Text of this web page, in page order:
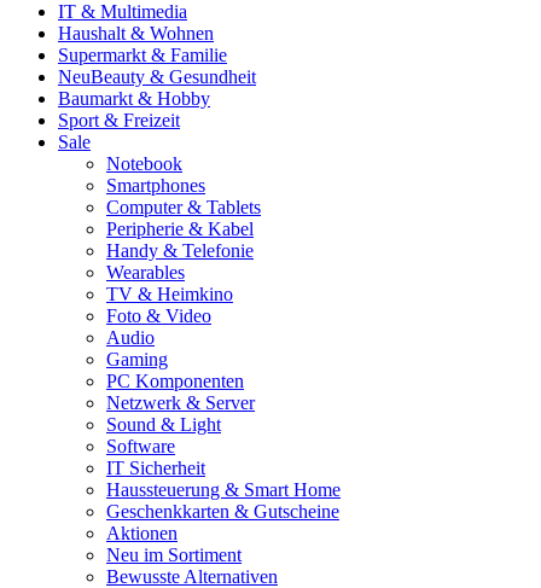
IT & Multimedia
Haushalt & Wohnen
Supermarkt & Familie
NeuBeauty & Gesundheit
Baumarkt & Hobby
Sport & Freizeit
Sale
Notebook
Smartphones
Computer & Tablets
Peripherie & Kabel
Handy & Telefonie
Wearables
TV & Heimkino
Foto & Video
Audio
Gaming
PC Komponenten
Netzwerk & Server
Sound & Light
Software
IT Sicherheit
Haussteuerung & Smart Home
Geschenkkarten & Gutscheine
Aktionen
Neu im Sortiment
Bewusste Alternativen